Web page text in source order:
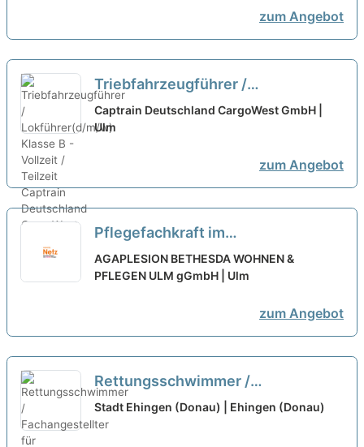
zum Angebot
Triebfahrzeugführer /
Lokführer(d/m/w) Klasse B -
Vollzeit / Teilzeit
Captrain Deutschland CargoWest GmbH |
Ulm
zum Angebot
Pflegefachkraft im
Seniorenzentrum (w/m/d) Vollzeit /
Teilzeit neu
AGAPLESION BETHESDA WOHNEN &
PFLEGEN ULM gGmbH | Ulm
zum Angebot
Rettungsschwimmer /
Fachangestellter für Bäderbetriebe
(m/w/d) Vollzeit / Teilzeit
Stadt Ehingen (Donau) | Ehingen (Donau)